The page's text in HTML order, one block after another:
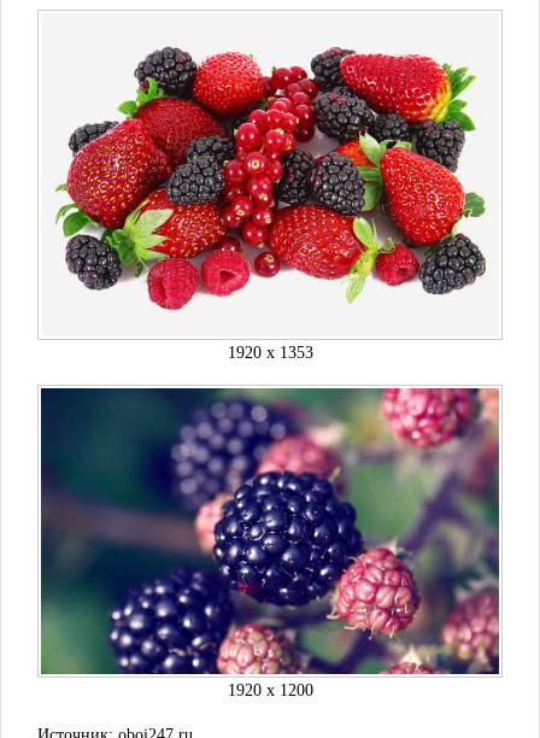
1920 x 1353
1920 x 1200